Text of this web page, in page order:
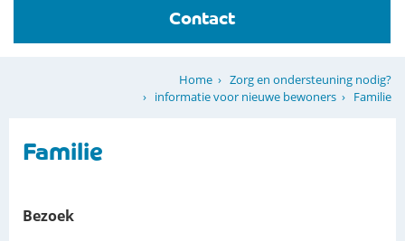
Contact
Home
Zorg en ondersteuning nodig?
informatie voor nieuwe bewoners
Familie
Familie
Bezoek